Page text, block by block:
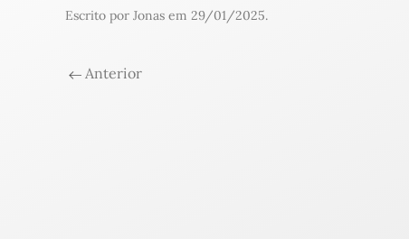
Escrito por Jonas em 29/01/2025.
Anterior